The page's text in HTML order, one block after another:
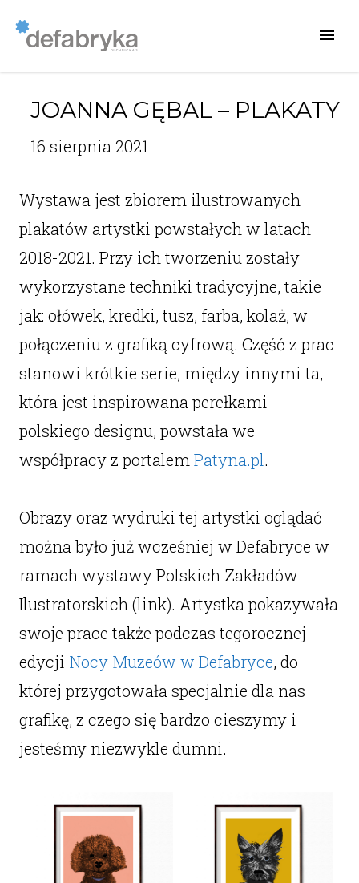
JOANNA GĘBAL – PLAKATY
16 sierpnia 2021
Wystawa jest zbiorem ilustrowanych
plakatów artystki powstałych w latach
2018-2021. Przy ich tworzeniu zostały
wykorzystane techniki tradycyjne, takie
jak: ołówek, kredki, tusz, farba, kolaż, w
połączeniu z grafiką cyfrową. Część z prac
stanowi krótkie serie, między innymi ta,
która jest inspirowana perełkami
polskiego designu, powstała we
współpracy z portalem Patyna.pl.
Obrazy oraz wydruki tej artystki oglądać
można było już wcześniej w Defabryce w
ramach wystawy Polskich Zakładów
Ilustratorskich (link). Artystka pokazywała
swoje prace także podczas tegorocznej
edycji Nocy Muzeów w Defabryce, do
której przygotowała specjalnie dla nas
grafikę, z czego się bardzo cieszymy i
jesteśmy niezwykle dumni.